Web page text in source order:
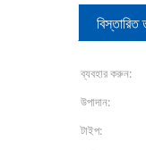
ব্যবহার করুন:
উপাদান:
টাইপ: